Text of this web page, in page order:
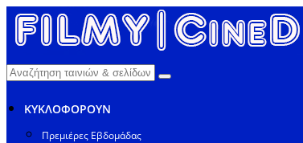
ΚΥΚΛΟΦΟΡΟΥΝ
Πρεμιέρες Εβδομάδας